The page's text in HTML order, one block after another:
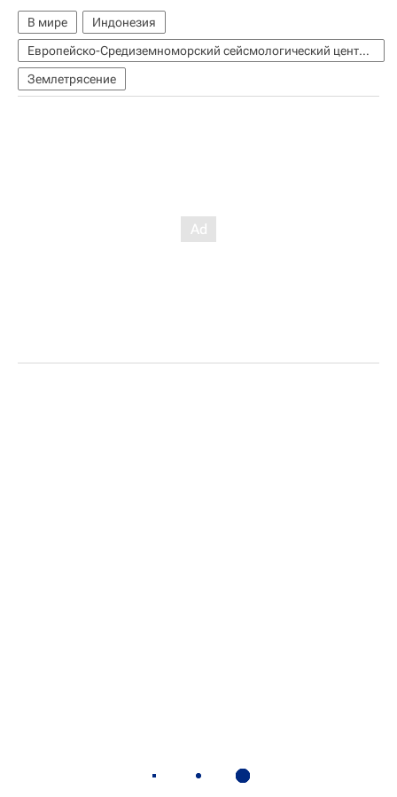
В мире
Индонезия
Европейско-Средиземноморский сейсмологический центр (EMSC)
Землетрясение